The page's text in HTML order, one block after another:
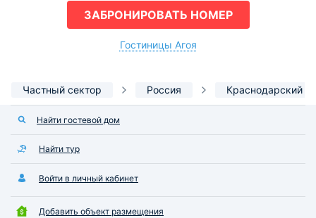
ЗАБРОНИРОВАТЬ НОМЕР
Гостиницы Агоя
Частный сектор Россия Краснодарский
Найти гостевой дом
Найти тур
Войти в личный кабинет
Добавить объект размещения